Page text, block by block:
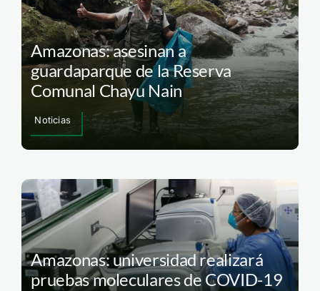
Amazonas: asesinan a
guardaparque de la Reserva
Comunal Chayu Nain
Noticias
Amazonas: universidad realizará
pruebas moleculares de COVID-19